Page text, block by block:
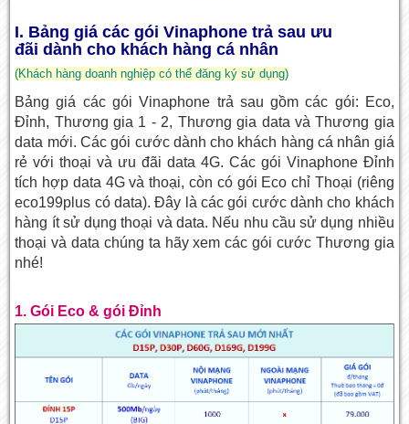
I. Bảng giá các góiVinaphone trả sau ưu
đãi dành cho khách hàng cá nhân
(Khách hàng doanh nghiệp có thể đăng ký sử dụng)
Bảng giá các gói Vinaphone trả sau gồm các gói: Eco,
Đỉnh, Thương gia 1 - 2, Thương gia data và Thương gia
data mới. Các gói cước dành cho khách hàng cá nhân giá
rẻ với thoại và ưu đãi data 4G. Các gói Vinaphone Đỉnh
tích hợp data 4G và thoại, còn có gói Eco chỉ Thoại (riêng
eco199plus có data). Đây là các gói cước dành cho khách
hàng ít sử dụng thoại và data. Nếu nhu cầu sử dụng nhiều
thoại và data chúng ta hãy xem các gói cước Thương gia
nhé!
1. Gói Eco & gói Đỉnh